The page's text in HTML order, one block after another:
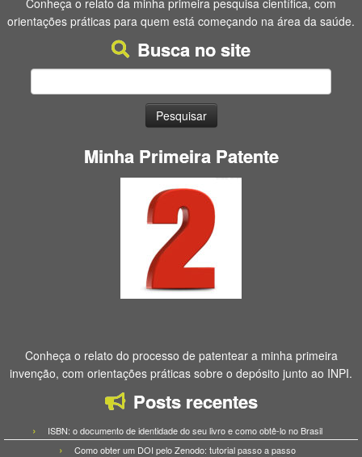
Conheça o relato da minha primeira pesquisa científica, com
orientações práticas para quem está começando na área da saúde.
Busca no site
Minha Primeira Patente
Conheça o relato do processo de patentear a minha primeira
invenção, com orientações práticas sobre o depósito junto ao INPI.
Posts recentes
ISBN: o documento de identidade do seu livro e como obtê-lo no Brasil
Como obter um DOI pelo Zenodo: tutorial passo a passo